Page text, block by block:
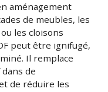
aménagement
de meubles, les
les cloisons
peut être ignifugé,
Il remplace
de
de réduire les